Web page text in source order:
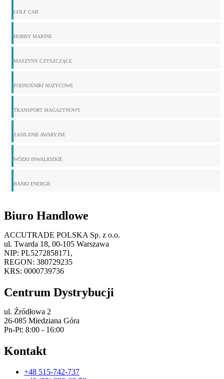
GOLF CAR
HOBBY MARINE
MASZYNY CZYSZCZĄCE
PODNOŚNIKI NOZYCOWE
TRANSPORT MAGAZYNOWY
ZASILANIE AWARYJNE
WÓZKI INWALIDZKIE
BANKI ENERGII
Biuro Handlowe
ACCUTRADE POLSKA Sp. z o.o.
ul. Twarda 18, 00-105 Warszawa
NIP: PL5272858171,
REGON: 380729235
KRS: 0000739736
Centrum Dystrybucji
ul. Źródłowa 2
26-085 Miedziana Góra
Pn-Pt: 8:00 - 16:00
Kontakt
+48 515-742-737